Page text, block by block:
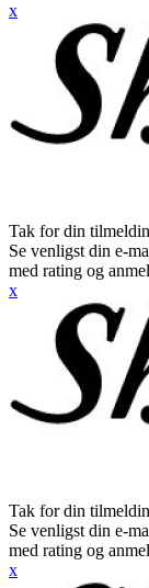
x
Tak for din
Se venligst din e-
med rating og
x
Tak for din
Se venligst din e-
med rating og
x